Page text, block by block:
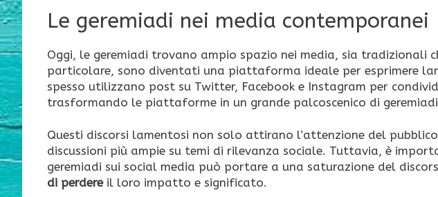
Le geremiadi nei media contemporanei
Oggi, le geremiadi trovano ampio spazio nei media, sia tradizionali
particolare, sono diventati una piattaforma ideale per esprimere
spesso utilizzano post su Twitter, Facebook e Instagram per
trasformando le piattaforme in un grande palcoscenico di
Questi discorsi lamentosi non solo attirano l’attenzione del
discussioni più ampie su temi di rilevanza sociale. Tuttavia, è
geremiadi sui social media può portare a una saturazione del
di perdereil loro impatto e significato.